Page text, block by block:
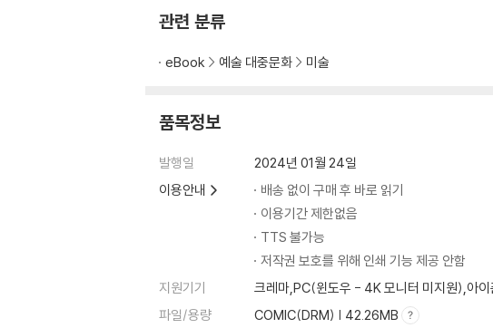
엉덩이 083
팔 123
팔 127
손목 151
관련 분류
eBook 예술 대중문화 미술
품목정보
발행일
2024년 01월 24일
이용안내
배송 없이 구매 후 바로 읽기
이용기간 제한없음
TTS 불가능
저작권 보호를 위해 인쇄 기능 제공 안함
지원기기
크레마,PC(윈도우 - 4K 모니터 미지원),아
파일/용량
COMIC(DRM) | 42.26MB